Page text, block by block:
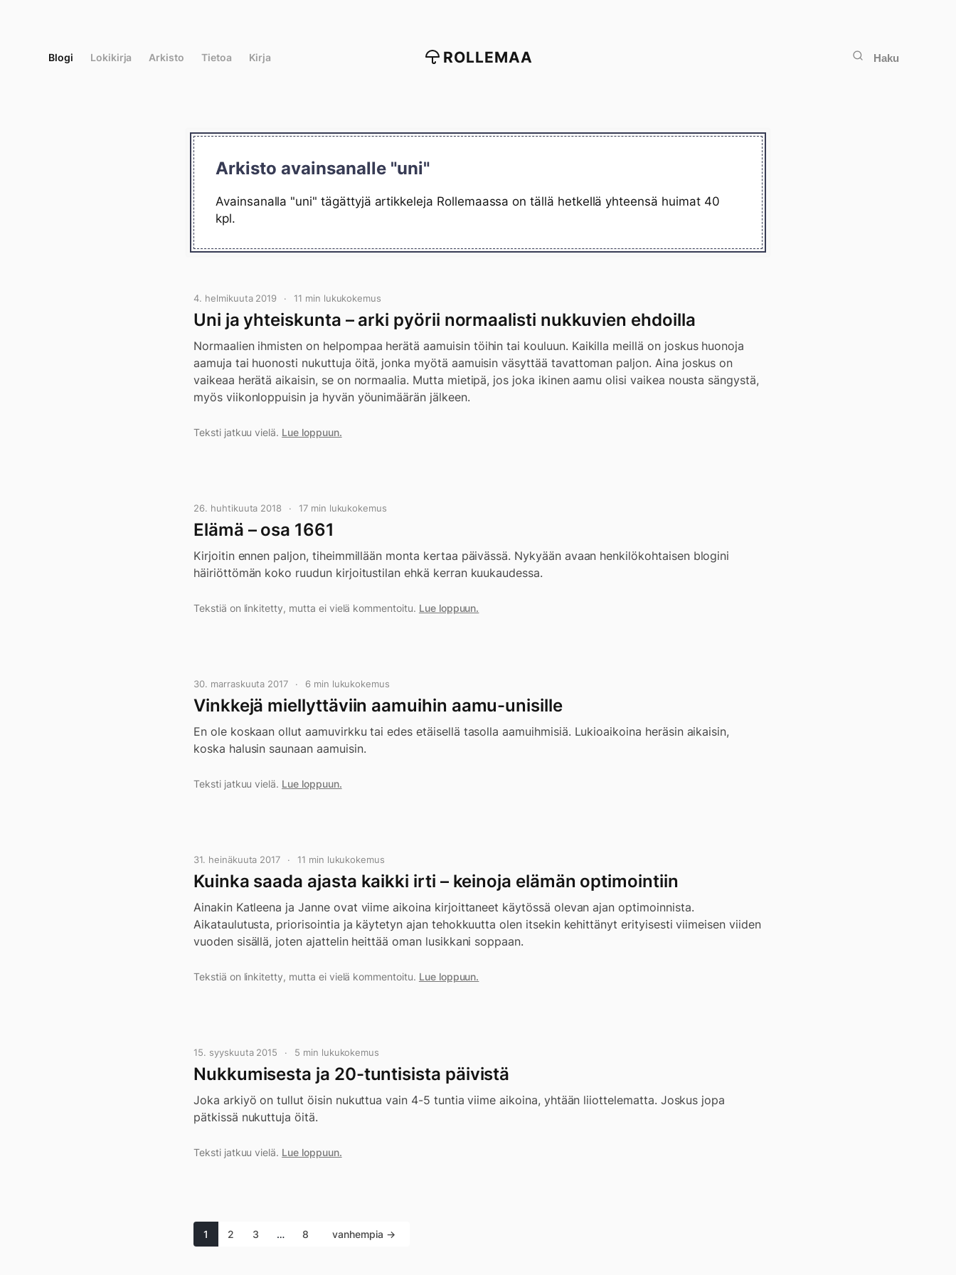
Blogi Lokikirja Arkisto Tietoa Kirja ROLLEMAA Haku
Arkisto avainsanalle "uni"
Avainsanalla "uni" tägättyjä artikkeleja Rollemaassa on tällä hetkellä yhteensä huimat 40
kpl.
4. helmikuuta 2019 11 min lukukokemus
Uni ja yhteiskunta – arki pyörii normaalisti nukkuvien ehdoilla
Normaalien ihmisten on helpompaa herätä aamuisin töihin tai kouluun. Kaikilla meillä on joskus huonoja
aamuja tai huonosti nukuttuja öitä, jonka myötä aamuisin väsyttää tavattoman paljon. Aina joskus on
vaikeaa herätä aikaisin, se on normaalia. Mutta mietipä, jos joka ikinen aamu olisi vaikea nousta sängystä,
myös viikonloppuisin ja hyvän yöunimäärän jälkeen.
Teksti jatkuu vielä. Lue loppuun.
26. huhtikuuta 2018 17 min lukukokemus
Elämä – osa 1661
Kirjoitin ennen paljon, tiheimmillään monta kertaa päivässä. Nykyään avaan henkilökohtaisen blogini
häiriöttömän koko ruudun kirjoitustilan ehkä kerran kuukaudessa.
Tekstiä on linkitetty, mutta ei vielä kommentoitu. Lue loppuun.
30. marraskuuta 2017 6 min lukukokemus
Vinkkejä miellyttäviin aamuihin aamu-unisille
En ole koskaan ollut aamuvirkku tai edes etäisellä tasolla aamuihmisiä. Lukioaikoina heräsin aikaisin,
koska halusin saunaan aamuisin.
Teksti jatkuu vielä. Lue loppuun.
31. heinäkuuta 2017 11 min lukukokemus
Kuinka saada ajasta kaikki irti – keinoja elämän optimointiin
Ainakin Katleena ja Janne ovat viime aikoina kirjoittaneet käytössä olevan ajan optimoinnista.
Aikataulutusta, priorisointia ja käytetyn ajan tehokkuutta olen itsekin kehittänyt erityisesti viimeisen viiden
vuoden sisällä, joten ajattelin heittää oman lusikkani soppaan.
Tekstiä on linkitetty, mutta ei vielä kommentoitu. Lue loppuun.
15. syyskuuta 2015 5 min lukukokemus
Nukkumisesta ja 20-tuntisista päivistä
Joka arkiyö on tullut öisin nukuttua vain 4-5 tuntia viime aikoina, yhtään liiottelematta. Joskus jopa
pätkissä nukuttuja öitä.
Teksti jatkuu vielä. Lue loppuun.
1 2 3 … 8 vanhempia →